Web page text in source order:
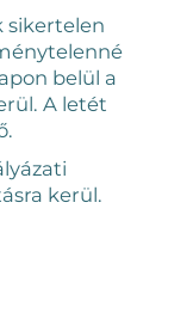
sikertelen
belül a
A letét
kerül.